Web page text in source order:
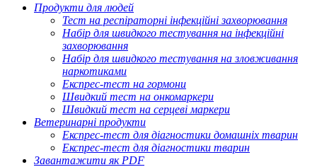
Продукти для людей
Тест на респіраторні інфекційні захворювання
Набір для швидкого тестування на інфекційні
захворювання
Набір для швидкого тестування на зловживання
наркотиками
Експрес-тест на гормони
Швидкий тест на онкомаркери
Швидкий тест на серцеві маркери
Ветеринарні продукти
Експрес-тест для діагностики домашніх тварин
Експрес-тест для діагностики тварин
Завантажити як PDF